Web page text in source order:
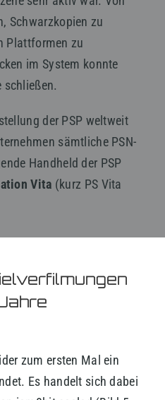
Schwarzkopien zu
Plattformen zu
im System konnte
schließen.
der PSP weltweit
sämtliche PSN-
Handheld der PSP
Vita (kurz PS Vita
zum ersten Mal ein
Es handelt sich dabei